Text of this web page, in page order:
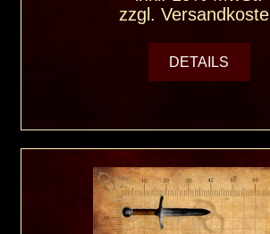
zzgl.
DETAILS